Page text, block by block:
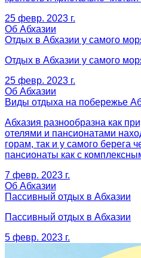
25 февр. 2023 г.
Об Абхазии
Отдых в Абхазии у самого
Отдых в Абхазии у самого
25 февр. 2023 г.
Об Абхазии
Виды отдыха на побережье
Абхазия разнообразна как
отелями и пансионатами
горам, так и у самого берега
пансионаты как с
7 февр. 2023 г.
Об Абхазии
Пассивный отдых в Абхазии
Пассивный отдых в Абхазии
5 февр. 2023 г.